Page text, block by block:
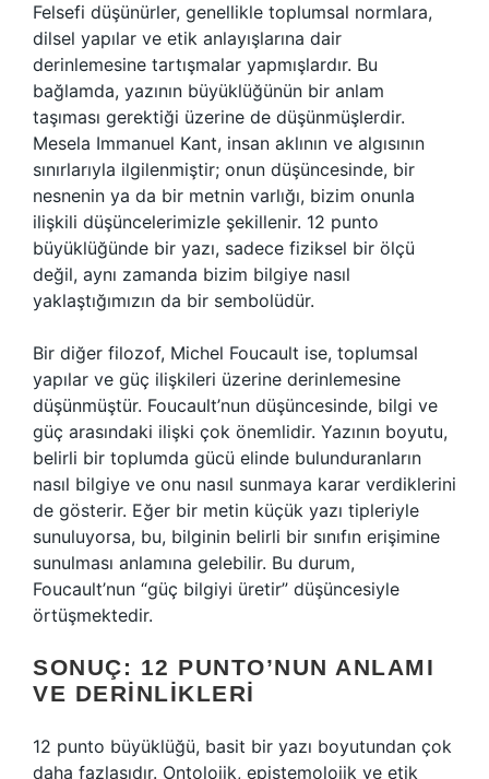
Felsefi düşünürler, genellikle toplumsal normlara,
dilsel yapılar ve etik anlayışlarına dair
derinlemesine tartışmalar yapmışlardır. Bu
bağlamda, yazının büyüklüğünün bir anlam
taşıması gerektiği üzerine de düşünmüşlerdir.
Mesela Immanuel Kant, insan aklının ve algısının
sınırlarıyla ilgilenmiştir; onun düşüncesinde, bir
nesnenin ya da bir metnin varlığı, bizim onunla
ilişkili düşüncelerimizle şekillenir. 12 punto
büyüklüğünde bir yazı, sadece fiziksel bir ölçü
değil, aynı zamanda bizim bilgiye nasıl
yaklaştığımızın da bir sembolüdür.
Bir diğer filozof, Michel Foucault ise, toplumsal
yapılar ve güç ilişkileri üzerine derinlemesine
düşünmüştür. Foucault’nun düşüncesinde, bilgi ve
güç arasındaki ilişki çok önemlidir. Yazının boyutu,
belirli bir toplumda gücü elinde bulunduranların
nasıl bilgiye ve onu nasıl sunmaya karar verdiklerini
de gösterir. Eğer bir metin küçük yazı tipleriyle
sunuluyorsa, bu, bilginin belirli bir sınıfın erişimine
sunulması anlamına gelebilir. Bu durum,
Foucault’nun “güç bilgiyi üretir” düşüncesiyle
örtüşmektedir.
SONUÇ: 12 PUNTO’NUN ANLAMI
VE DERINLIKLERI
12 punto büyüklüğü, basit bir yazı boyutundan çok
daha fazlasıdır. Ontolojik, epistemolojik ve etik